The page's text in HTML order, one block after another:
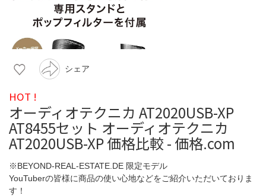
シェア
HOT !
オーディオテクニカ AT2020USB-XP
AT8455セット オーディオテクニカ
AT2020USB-XP 価格比較 - 価格.com
※BEYOND-REAL-ESTATE.DE 限定モデル
YouTuberの皆様に商品の使い心地などをご紹介いただいておりま
す！